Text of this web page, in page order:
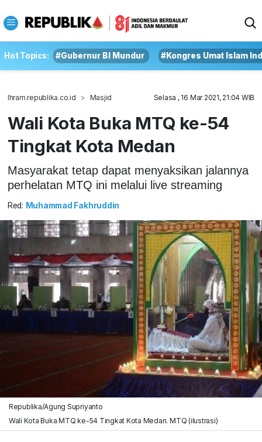
Hot Topics: #Gubernur BI Mundur #Kongres Umat Islam
Ihram.republika.co.id Masjid Selasa , 16 Mar 2021, 21:04 WIB
Wali Kota Buka MTQ ke-54
Tingkat Kota Medan
Masyarakat tetap dapat menyaksikan jalannya
perhelatan MTQ ini melalui live streaming
Red: Muhammad Fakhruddin
Republika/Agung Supriyanto
Wali Kota Buka MTQ ke-54 Tingkat Kota Medan. MTQ (ilustrasi)